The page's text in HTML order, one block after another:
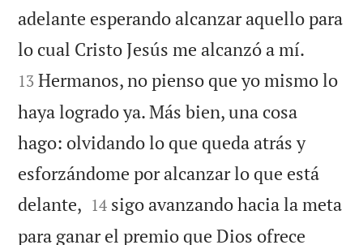
adelante esperando alcanzar aquello para
lo cual Cristo Jesús me alcanzó a mí.
13 Hermanos, no pienso que yo mismo lo
haya logrado ya. Más bien, una cosa
hago: olvidando lo que queda atrás y
esforzándome por alcanzar lo que está
delante, 

14 sigo avanzando hacia la meta
para ganar el premio que Dios ofrece